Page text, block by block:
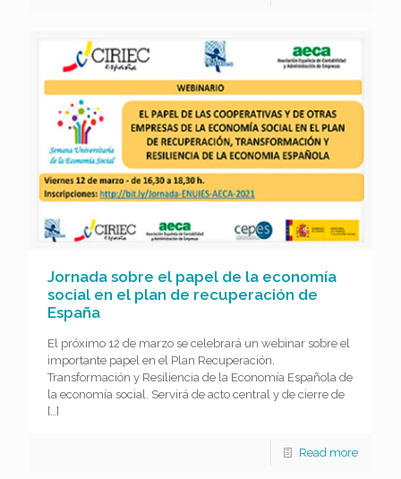
Jornada sobre el papel de la economía
social en el plan de recuperación de
España
El próximo 12 de marzo se celebrará un webinar sobre el
importante papel en el Plan Recuperación,
Transformación y Resiliencia de la Economía Española de
la economía social. Servirá de acto central y de cierre de
[…]
Read more